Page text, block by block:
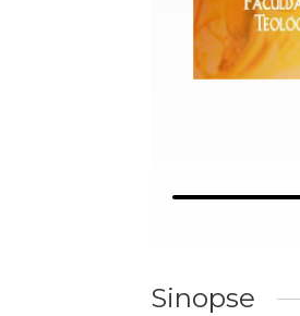
Sinopse